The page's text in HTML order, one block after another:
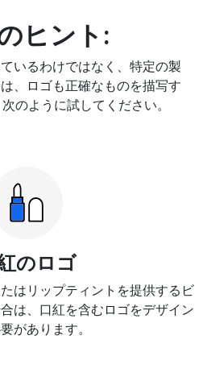
ヒント:
いるわけではなく、特定の製
、ロゴも正確なものを描写す
のように試してください。
のロゴ
はリップティントを提供するビ
は、口紅を含むロゴをデザイン
があります。